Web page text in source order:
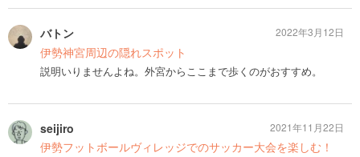
バトン
伊勢神宮周辺の隠れスポット
説明いりませんよね。外宮からここまで歩くのがおすすめ。
2022年3月12日
seijiro
伊勢フットボールヴィレッジでのサッカー大会を楽しむ！
2021年11月22日